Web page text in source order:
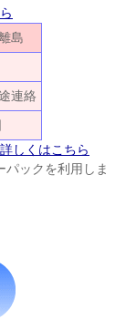
島
連絡
詳しくはこちら
パックを利用しま